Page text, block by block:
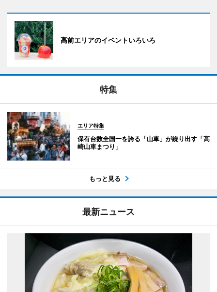
高前エリアのイベントいろいろ
特集
エリア特集
保有台数全国一を誇る「山車」が繰り出す「高
崎山車まつり」
もっと見る
最新ニュース